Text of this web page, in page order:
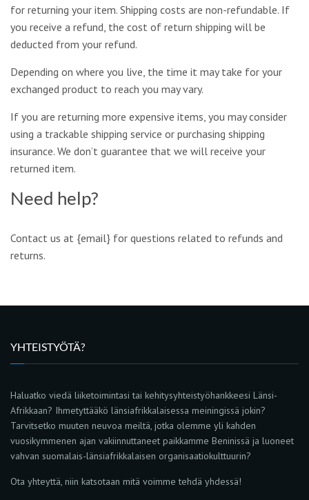
for returning your item. Shipping costs are non-refundable. If
you receive a refund, the cost of return shipping will be
deducted from your refund.
Depending on where you live, the time it may take for your
exchanged product to reach you may vary.
If you are returning more expensive items, you may consider
using a trackable shipping service or purchasing shipping
insurance. We don’t guarantee that we will receive your
returned item.
Need help?
Contact us at {email} for questions related to refunds and
returns.
YHTEISTYÖTÄ?
Haluatko viedä liiketoimintasi tai kehitysyhteistyöhankkeesi Länsi-
Afrikkaan? Ihmetyttääkö länsiafrikkalaisessa meiningissä jokin?
Tarvitsetko muuten neuvoa meiltä, jotka olemme yli kahden
vuosikymmenen ajan vakiinnuttaneet paikkamme Beninissä ja luoneet
vahvan suomalais-länsiafrikkalaisen organisaatiokulttuurin?
Ota yhteyttä, niin katsotaan mitä voimme tehdä yhdessä!